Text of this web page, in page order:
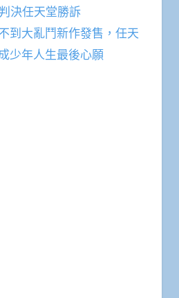
決任天堂勝訴
到大亂鬥新作發售，任天
少年人生最後心願